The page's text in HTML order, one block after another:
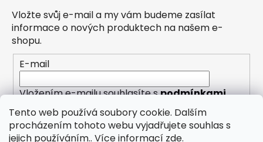
Tento web používá soubory cookie. Dalším
procházením tohoto webu vyjadřujete souhlas s
jejich používáním.. Více informací zde.
Vložte svůj e-mail a my vám budeme zasílat
informace o nových produktech na našem e-
shopu.
E-mail
Vložením e-mailu souhlasíte spodmínkami
ochrany osobních údajů
PŘIHLÁSIT SE